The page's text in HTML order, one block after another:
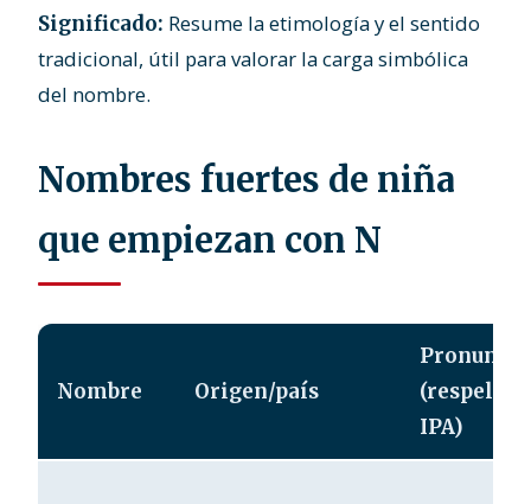
Significado: Resume la etimología y el sentido
tradicional, útil para valorar la carga simbólica
del nombre.
Nombres fuertes de niña
que empiezan con N
Nombre Origen/país
IPA)